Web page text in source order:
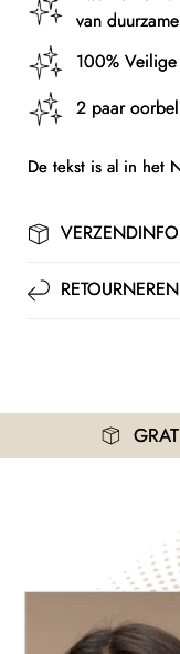
van
100%
2 paar
De tekst is al in het
GRATIS